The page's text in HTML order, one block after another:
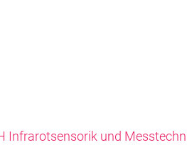
Infrarotsensorik und